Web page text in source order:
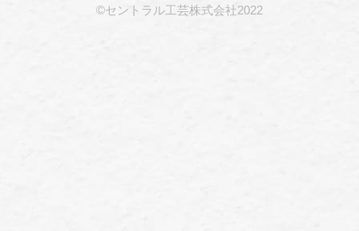
©セントラル工芸株式会社2022